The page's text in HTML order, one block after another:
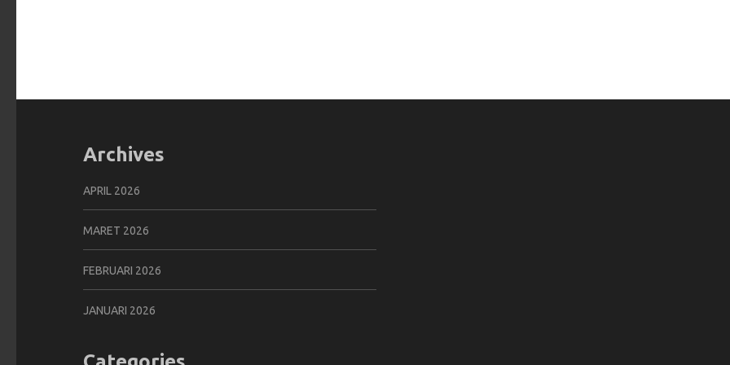
Archives
APRIL 2026
MARET 2026
FEBRUARI 2026
JANUARI 2026